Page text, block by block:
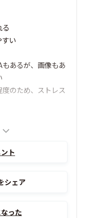
い
もあるが、画像もあ
のため、ストレス
ト
シェア
った